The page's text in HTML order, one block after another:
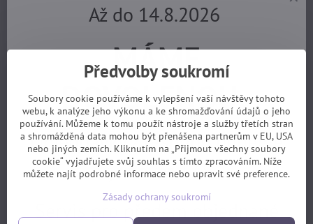
gripy MTB ODI VANS Lock-On
Black/Silver
skladem, EXPEDICE PO
DOVOLENÉ 17.8.
690 Kč
gripy AGR Junior R40
GripLock 102mm (černá)
skladem, EXPEDICE PO
DOVOLENÉ 17.8.
299 Kč
Předvolby soukromí
Soubory cookie používáme k vylepšení vaší návštěvy tohoto
webu, k analýze jeho výkonu a ke shromažďování údajů o jeho
používání. Můžeme k tomu použít nástroje a služby třetích stran
a shromážděná data mohou být přenášena partnerům v EU, USA
nebo jiných zemích. Kliknutím na „Přijmout všechny soubory
cookie“ vyjadřujete svůj souhlas s tímto zpracováním. Níže
můžete najít podrobné informace nebo upravit své preference.
Zásady ochrany soukromí
Až do 14.8.2026
MÁME
DOVOLENOU.
Objednávky z e-shopu budeme
vyřizovat 17.8.
Servis pro předem objednané